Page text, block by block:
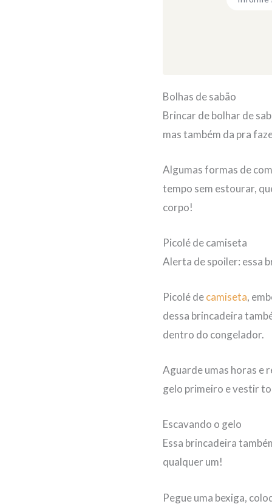
Bolhas de sabão
Brincar de bolhar de
mas também da pra
Algumas formas de
tempo sem estourar,
corpo!
Picolé de camiseta
Alerta de spoiler: essa
Picolé decamiseta,
dessa brincadeira
dentro do congelador.
Aguarde umas horas e
gelo primeiro e vestir
Escavando o gelo
Essa brincadeira
qualquer um!
Pegue uma bexiga,